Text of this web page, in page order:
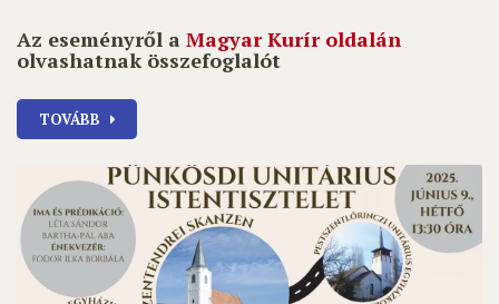
Az eseményről a Magyar Kurír oldalán
olvashatnak összefoglalót
TOVÁBB